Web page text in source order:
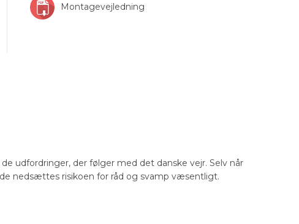
Montagevejledning
udfordringer, der følger med det danske vejr. Selv når
nedsættes risikoen for råd og svamp væsentligt.